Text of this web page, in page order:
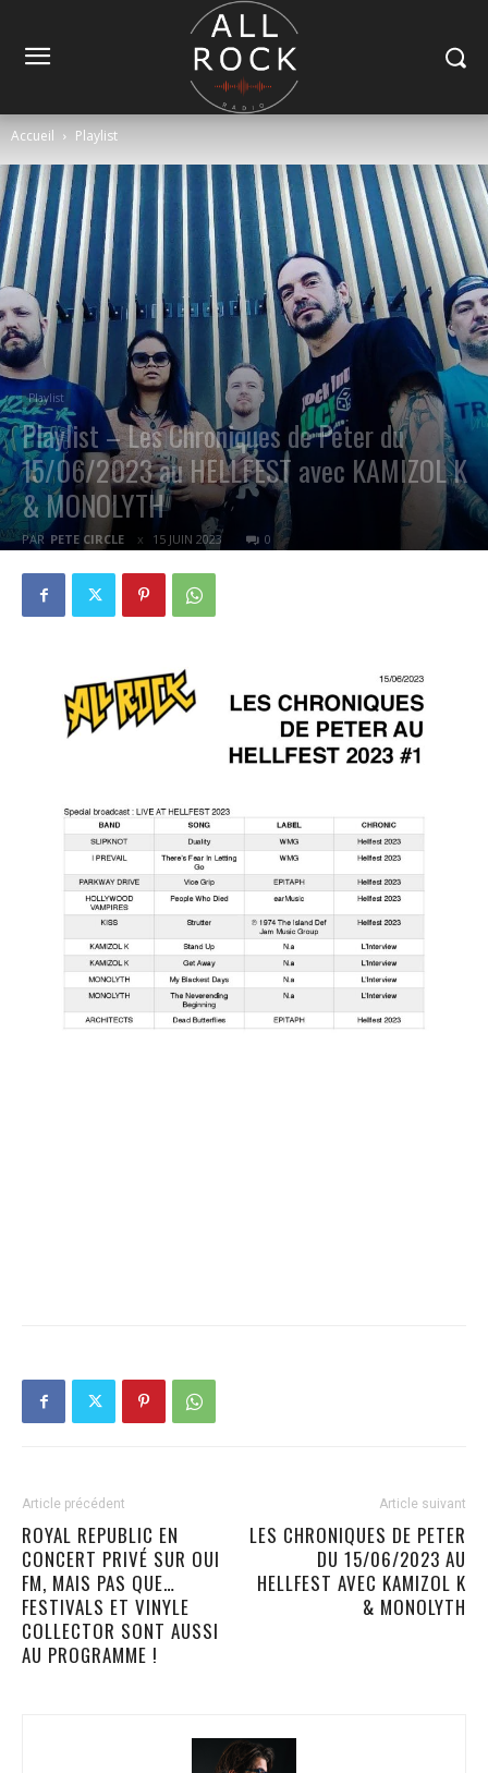
Accueil Playlist
Playlist
Playlist – Les Chroniques de Peter du
15/06/2023 au HELLFEST avec KAMIZOL K
& MONOLYTH
PAR PETE CIRCLE 15 JUIN 2023 0
Article précédent
ROYAL REPUBLIC EN
CONCERT PRIVÉ SUR OUI
FM, MAIS PAS QUE…
FESTIVALS ET VINYLE
COLLECTOR SONT AUSSI
AU PROGRAMME !
Article suivant
LES CHRONIQUES DE PETER
DU 15/06/2023 AU
HELLFEST AVEC KAMIZOL K
& MONOLYTH